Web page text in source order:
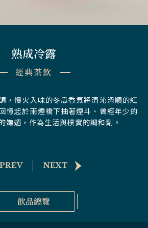
熟成冷露
經典茶飲
，慢火入味的冬瓜香氣將清沁滑順的紅
憶起於雨煙橋下抽著煙斗、曾經年少的
嫵媚，作為生活與樸實的調和劑。
PREV NEXT
飲品總覽